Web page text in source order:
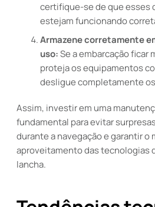
certifique-se de que esses
estejam funcionando
Armazene corretamente
uso:Se a embarcação ficar
proteja os equipamentos
desligue completamente
Assim, investir em uma
fundamental para evitar
durante a navegação e garantir o
aproveitamento das tecnologias
lancha.